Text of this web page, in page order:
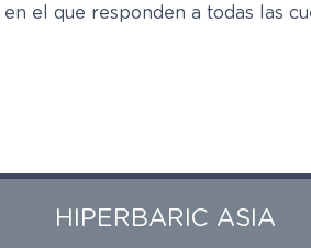
el que responden a todas las
HIPERBARIC ASIA